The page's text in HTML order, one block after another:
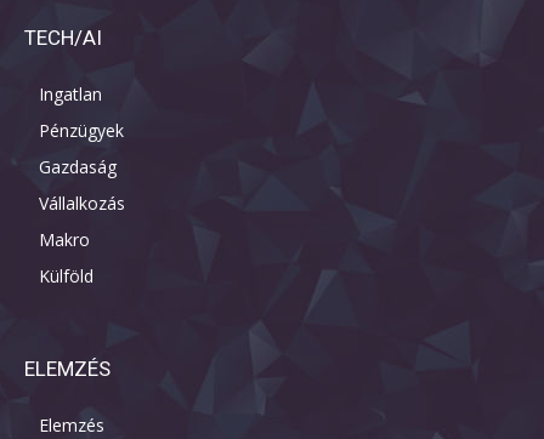
TECH/AI
Ingatlan
Pénzügyek
Gazdaság
Vállalkozás
Makro
Külföld
ELEMZÉS
Elemzés